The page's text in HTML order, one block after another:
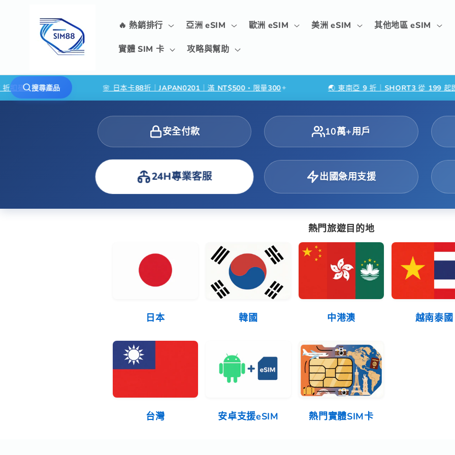
🔥 熱銷排行 亞洲 eSIM 歐洲 eSIM 美洲 eSIM 其他地區 eSIM
實體 SIM 卡 攻略與幫助
9/30✦ 🌸 日本卡88折｜JAPAN0201｜滿 NT$500・限量300✦ 🌏 東南亞 9 折｜SHORT3 從 199 起即享｜3 天
安全付款 10萬+用戶
24H專業客服 出國急用支援
搜尋產品
熱門旅遊目的地
日本 韓國 中港澳 越南泰國
台灣 安卓支援eSIM 熱門實體SIM卡